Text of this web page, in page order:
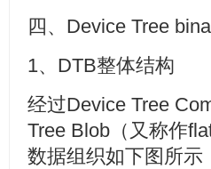
四、Device Tree
1、DTB整体结构
经过Device Tree
Tree Blob（又称作
数据组织如下图所示